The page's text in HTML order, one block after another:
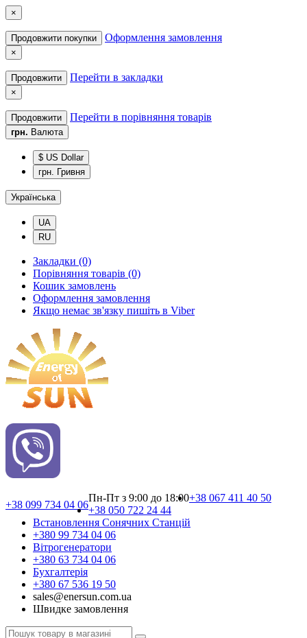
×
Продовжити покупки Оформлення замовлення
×
Продовжити Перейти в закладки
×
Продовжити Перейти в порівняння товарів
грн. Валюта
$ US Dollar
грн. Гривня
Українська
UA
RU
Закладки (0)
Порівняння товарів (0)
Кошик замовлень
Оформлення замовлення
Якщо немає зв'язку пишіть в Viber
+38 099 734 04 06
Пн-Пт з 9:00 до 18:00+38 067 411 40 50
+38 050 722 24 44
Встановлення Сонячних Cтанцій
+380 99 734 04 06
Вітрогенератори
+380 63 734 04 06
Бухгалтерія
+380 67 536 19 50
sales@enersun.com.ua
Швидке замовлення